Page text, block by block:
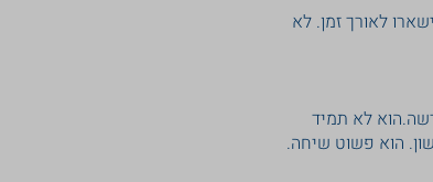
לאורך זמן. לא
לא תמיד
הוא פשוט שיחה.